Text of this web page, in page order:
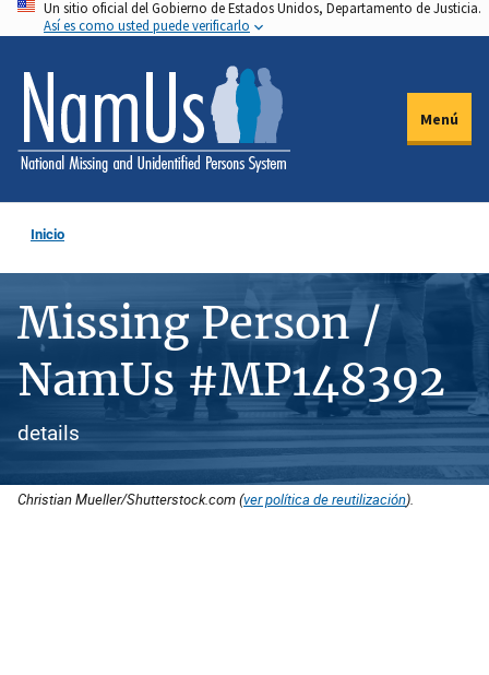
Pasar
al
contenido
principal
Un sitio oficial del Gobierno de Estados Unidos, Departamento de Justicia.
Así es como usted puede verificarlo
Menú
Inicio
Missing Person /
NamUs #MP148392
details
Christian Mueller/Shutterstock.com (ver política de reutilización).